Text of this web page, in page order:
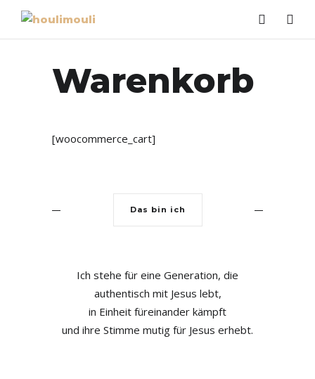
Warenkorb
[woocommerce_cart]
Das bin ich
Ich stehe für eine Generation, die
authentisch mit Jesus lebt,
in Einheit füreinander kämpft
und ihre Stimme mutig für Jesus erhebt.